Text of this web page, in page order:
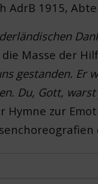
AdrB 1915,
Masse der
gestanden. Er
Du, Gott,
Hymne zur